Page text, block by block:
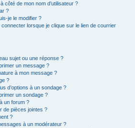
côté de mon nom d’utilisateur ?
?
je le modifier ?
connecter lorsque je clique sur le lien de courrier
sujet ou une réponse ?
un message ?
à mon message ?
?
d’options à un sondage ?
un sondage ?
un forum ?
de pièces jointes ?
?
à un modérateur ?